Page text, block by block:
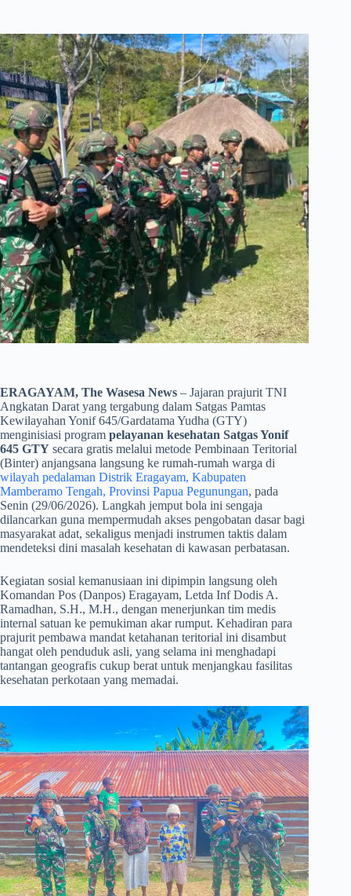
ERAGAYAM, The Wasesa News – Jajaran prajurit TNI
Angkatan Darat yang tergabung dalam Satgas Pamtas
Kewilayahan Yonif 645/Gardatama Yudha (GTY)
menginisiasi program pelayanan kesehatan Satgas Yonif
645 GTY secara gratis melalui metode Pembinaan Teritorial
(Binter) anjangsana langsung ke rumah-rumah warga di
wilayah pedalaman Distrik Eragayam, Kabupaten
Mamberamo Tengah, Provinsi Papua Pegunungan, pada
Senin (29/06/2026). Langkah jemput bola ini sengaja
dilancarkan guna mempermudah akses pengobatan dasar bagi
masyarakat adat, sekaligus menjadi instrumen taktis dalam
mendeteksi dini masalah kesehatan di kawasan perbatasan.
​Kegiatan sosial kemanusiaan ini dipimpin langsung oleh
Komandan Pos (Danpos) Eragayam, Letda Inf Dodis A.
Ramadhan, S.H., M.H., dengan menerjunkan tim medis
internal satuan ke pemukiman akar rumput. Kehadiran para
prajurit pembawa mandat ketahanan teritorial ini disambut
hangat oleh penduduk asli, yang selama ini menghadapi
tantangan geografis cukup berat untuk menjangkau fasilitas
kesehatan perkotaan yang memadai.